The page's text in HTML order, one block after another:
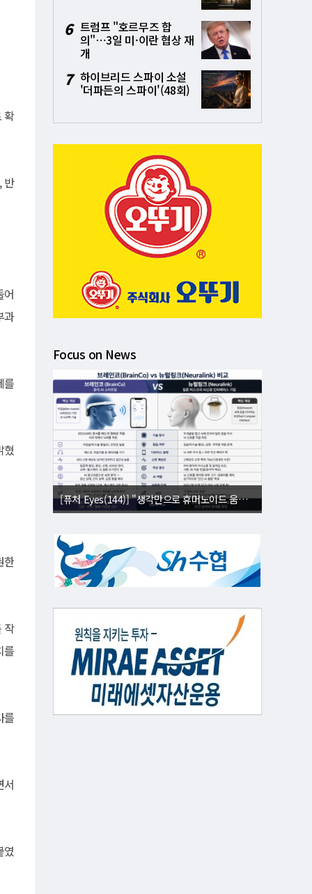
확
반
어
과
를
혔
한
작
를
를
서
였
6 트럼프 "호르무즈 합
의"⋯3일 미·이란 협상 재
개
7 하이브리드 스파이 소설
'더파든의 스파이'(48회)
Focus on News
[퓨처 Eyes(144)] "생각만으로 휴머노이드 움직인다"⋯뇌 내적 설계도 복제